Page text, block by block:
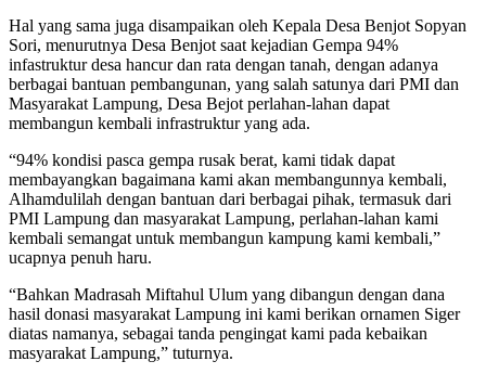
Hal yang sama juga disampaikan oleh Kepala Desa Benjot Sopyan
Sori, menurutnya Desa Benjot saat kejadian Gempa 94%
infastruktur desa hancur dan rata dengan tanah, dengan adanya
berbagai bantuan pembangunan, yang salah satunya dari PMI dan
Masyarakat Lampung, Desa Bejot perlahan-lahan dapat
membangun kembali infrastruktur yang ada.
“94% kondisi pasca gempa rusak berat, kami tidak dapat
membayangkan bagaimana kami akan membangunnya kembali,
Alhamdulilah dengan bantuan dari berbagai pihak, termasuk dari
PMI Lampung dan masyarakat Lampung, perlahan-lahan kami
kembali semangat untuk membangun kampung kami kembali,”
ucapnya penuh haru.
“Bahkan Madrasah Miftahul Ulum yang dibangun dengan dana
hasil donasi masyarakat Lampung ini kami berikan ornamen Siger
diatas namanya, sebagai tanda pengingat kami pada kebaikan
masyarakat Lampung,” tuturnya.